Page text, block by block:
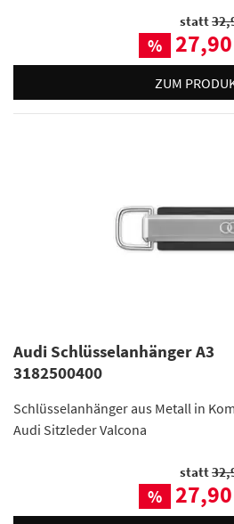
statt
%
ZUM
Audi Schlüsselanhänger A3
3182500400
Schlüsselanhänger aus Metall in
Audi Sitzleder Valcona
statt
%